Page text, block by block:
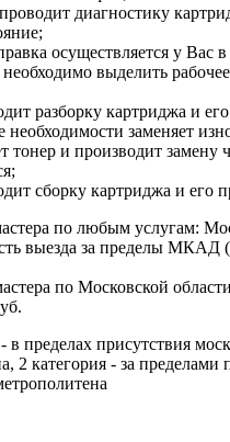
диагностику
осуществляется у Вас
необходимо выделить
разборку картриджа и
необходимости заменяет
тонер и производит замену
сборку картриджа и его
по любым услугам:
выезда за пределы МКАД
по Московской
в пределах присутствия
2 категория - за пределами